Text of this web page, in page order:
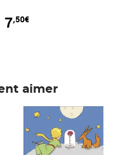
au panier
7,50€
aimer
Prix 7,50€